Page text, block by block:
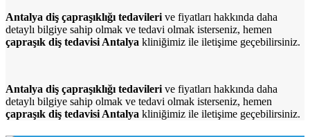
Antalya diş çapraşıklığı tedavileri ve fiyatları hakkında daha
detaylı bilgiye sahip olmak ve tedavi olmak isterseniz, hemen
çapraşık diş tedavisi Antalya kliniğimiz ile iletişime geçebilirsiniz.
Antalya diş çapraşıklığı tedavileri ve fiyatları hakkında daha
detaylı bilgiye sahip olmak ve tedavi olmak isterseniz, hemen
çapraşık diş tedavisi Antalya kliniğimiz ile iletişime geçebilirsiniz.